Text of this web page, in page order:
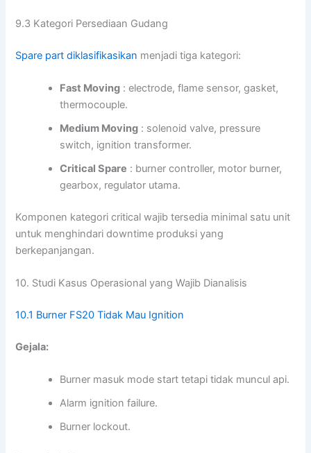
9.3 Kategori Persediaan Gudang
Spare part diklasifikasikan menjadi tiga kategori:
Fast Moving : electrode, flame sensor, gasket,
thermocouple.
Medium Moving : solenoid valve, pressure
switch, ignition transformer.
Critical Spare : burner controller, motor burner,
gearbox, regulator utama.
Komponen kategori critical wajib tersedia minimal satu unit
untuk menghindari downtime produksi yang
berkepanjangan.
10. Studi Kasus Operasional yang Wajib Dianalisis
10.1 Burner FS20 Tidak Mau Ignition
Gejala:
Burner masuk mode start tetapi tidak muncul api.
Alarm ignition failure.
Burner lockout.